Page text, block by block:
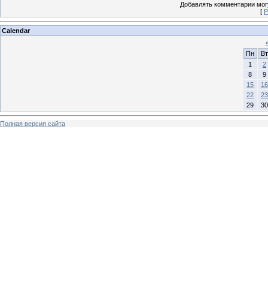
Добавлять комментарии
[
Calendar
Пн
Вт
1
2
8
9
15
16
22
23
29
30
Полная версия сайта